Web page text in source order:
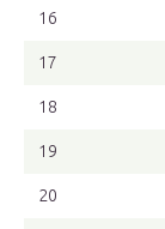
16
17
18
19
20